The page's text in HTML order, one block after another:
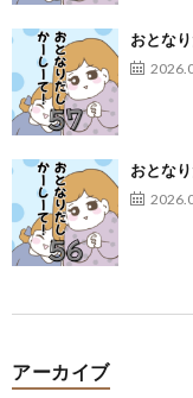
おとな
おとな
アーカイブ